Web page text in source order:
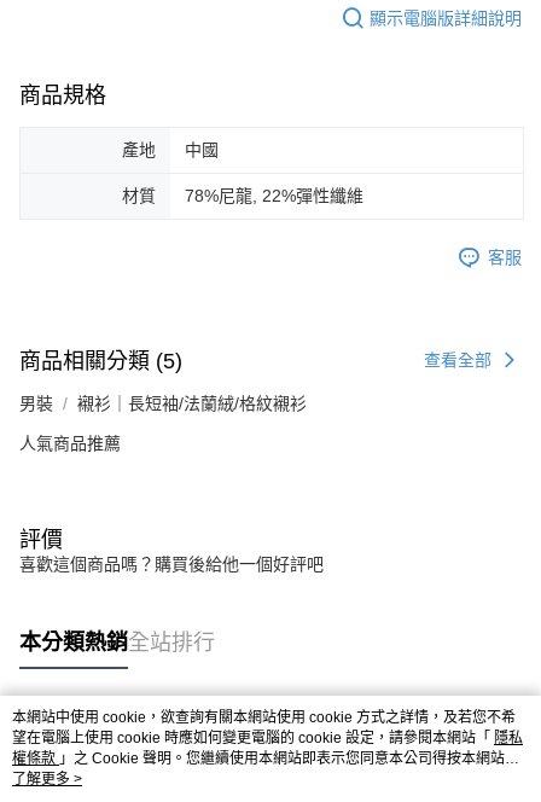
顯示電腦版詳細說明
商品規格
產地 中國
材質 78%尼龍, 22%彈性纖維
客服
商品相關分類 (5) 查看全部
男裝 襯衫｜長短袖/法蘭絨/格紋襯衫
人氣商品推薦
評價
喜歡這個商品嗎？購買後給他一個好評吧
本分類熱銷全站排行
熱門標籤
本網站中使用 cookie，欲查詢有關本網站使用 cookie 方式之詳情，及若您不希
望在電腦上使用 cookie 時應如何變更電腦的 cookie 設定，請參閱本網站「 隱私
權條款 」之 Cookie 聲明。您繼續使用本網站即表示您同意本公司得按本網站使
用條款之 Cookie 聲明使用 cookie。
了解更多 >